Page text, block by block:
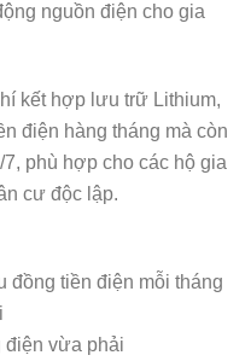
nguồn điện cho gia
kết hợp lưu trữ Lithium,
điện hàng tháng mà còn
phù hợp cho các hộ gia
cư độc lập.
đồng tiền điện mỗi tháng
điện vừa phải